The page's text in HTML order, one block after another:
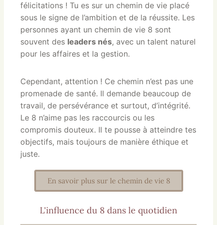
félicitations ! Tu es sur un chemin de vie placé
sous le signe de l’ambition et de la réussite. Les
personnes ayant un chemin de vie 8 sont
souvent des leaders nés, avec un talent naturel
pour les affaires et la gestion.
Cependant, attention ! Ce chemin n’est pas une
promenade de santé. Il demande beaucoup de
travail, de persévérance et surtout, d’intégrité.
Le 8 n’aime pas les raccourcis ou les
compromis douteux. Il te pousse à atteindre tes
objectifs, mais toujours de manière éthique et
juste.
En savoir plus sur le chemin de vie 8
L'influence du 8 dans le quotidien